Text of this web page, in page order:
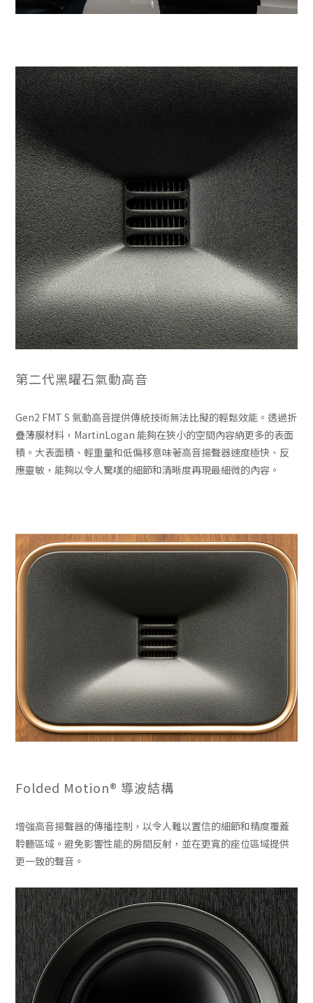
第二代黑曜石氣動高音
Gen2 FMT S 氣動高音提供傳統技術無法比擬的輕鬆效能。透過折
疊薄膜材料，MartinLogan 能夠在狹小的空間內容納更多的表面
積。大表面積、輕重量和低偏移意​​味著高音揚聲器速度極快、反
應靈敏，能夠以令人驚嘆的細節和清晰度再現最細微的內容。
Folded Motion® 導波結構
增強高音揚聲器的傳播控制，以令人難以置信的細節和精度覆蓋
聆聽區域。避免影響性能的房間反射，並在更寬的座位區域提供
更一致的聲音。